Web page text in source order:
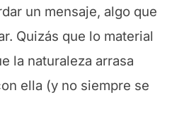
un mensaje, algo que
Quizás que lo material
la naturaleza arrasa
ella (y no siempre se